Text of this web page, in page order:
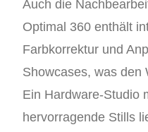
Auch die
Optimal 360 enthält
Farbkorrektur und
Showcases, was den
Ein Hardware-Studio
hervorragende Stills